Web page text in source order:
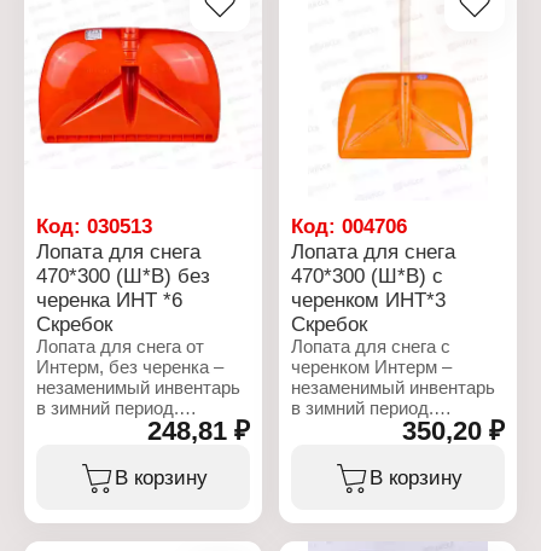
Тип товара: Лопата
Назначение: для снега
Размер: 420х420 мм
Комплектация: без
черенка
Габаритные размеры:
металлической кромкой
Комплектация: с
деревянным черенком 2
сорта
Материал: пластик
Код: 030513
Лопата для снега
470*300 (Ш*В) без
черенка ИНТ *6
Скребок
Лопата для снега от
Интерм, без черенка –
незаменимый инвентарь
в зимний период.
Рабочая часть
морозостойкого
полиэтилена высокой
248,81 ₽
В корзину
Код:004706
Лопата для снега
470*300 (Ш*В) с
черенком ИНТ*3
Скребок
Лопата для снега с
черенком Интерм –
незаменимый инвентарь
в зимний период.
Рабочая часть
морозостойкого
полиэтилена высокой
350,20 ₽
В корзину